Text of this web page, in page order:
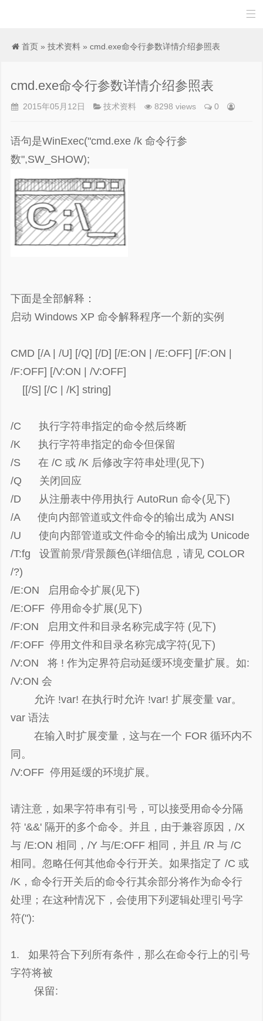

首页 » 技术资料 » cmd.exe命令行参数详情介绍参照表
cmd.exe命令行参数详情介绍参照表
2015年05月12日 技术资料 8298 views 0
语句是WinExec("cmd.exe /k 命令行参
数",SW_SHOW);
下面是全部解释：
启动 Windows XP 命令解释程序一个新的实例
CMD [/A | /U] [/Q] [/D] [/E:ON | /E:OFF] [/F:ON |
/F:OFF] [/V:ON | /V:OFF]
[[/S] [/C | /K] string]
/C 执行字符串指定的命令然后终断
/K 执行字符串指定的命令但保留
/S 在 /C 或 /K 后修改字符串处理(见下)
/Q 关闭回应
/D 从注册表中停用执行 AutoRun 命令(见下)
/A 使向内部管道或文件命令的输出成为 ANSI
/U 使向内部管道或文件命令的输出成为 Unicode
/T:fg 设置前景/背景颜色(详细信息，请见 COLOR
/?)
/E:ON 启用命令扩展(见下)
/E:OFF 停用命令扩展(见下)
/F:ON 启用文件和目录名称完成字符 (见下)
/F:OFF 停用文件和目录名称完成字符(见下)
/V:ON 将 ! 作为定界符启动延缓环境变量扩展。如:
/V:ON 会
允许 !var! 在执行时允许 !var! 扩展变量 var。
var 语法
在输入时扩展变量，这与在一个 FOR 循环内不
同。
/V:OFF 停用延缓的环境扩展。
请注意，如果字符串有引号，可以接受用命令分隔
符 '&&' 隔开的多个命令。并且，由于兼容原因，/X
与 /E:ON 相同，/Y 与/E:OFF 相同，并且 /R 与 /C
相同。忽略任何其他命令行开关。如果指定了 /C 或
/K，命令行开关后的命令行其余部分将作为命令行
处理；在这种情况下，会使用下列逻辑处理引号字
符("):
1. 如果符合下列所有条件，那么在命令行上的引号
字符将被
保留: